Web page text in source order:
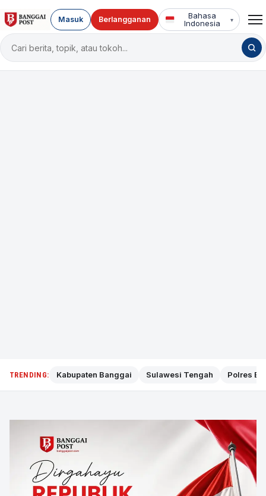
Cari
berita
Masuk Berlangganan
Bahasa
Indonesia
▾
TRENDING: Kabupaten Banggai Sulawesi Tengah Polres